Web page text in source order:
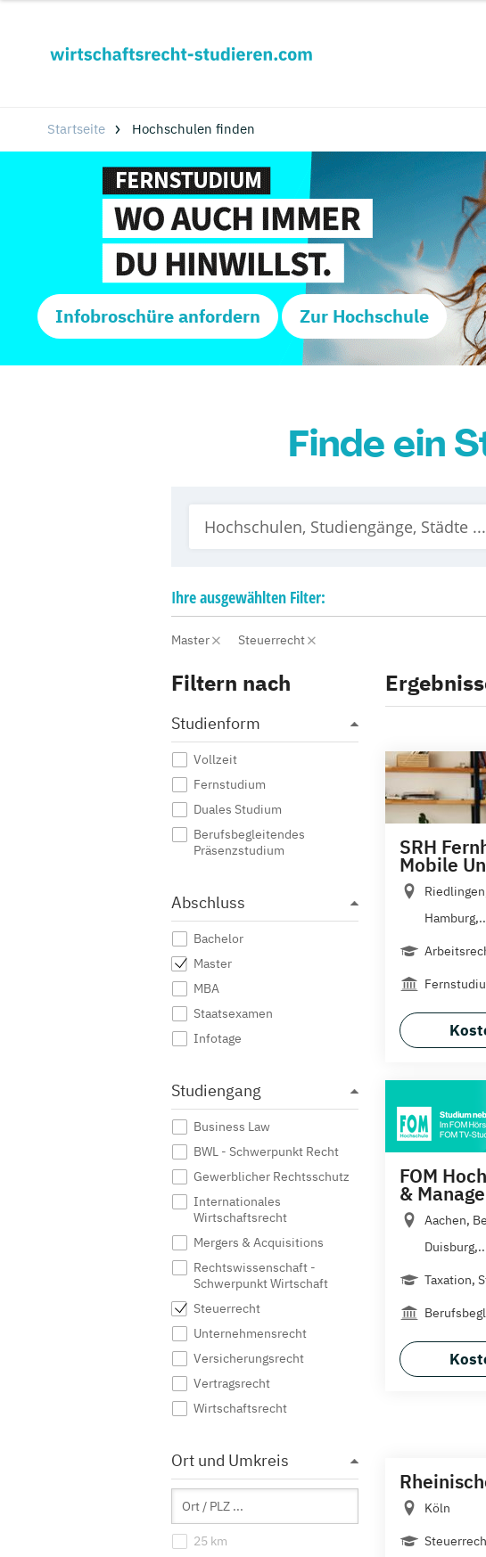
Startseite Hochschulen finden
Infobroschüre anfordern Zur Hochschule
Finde ein
Ihreausgewählten Filter:
Master Steuerrecht
Filtern nach
Studienform
Vollzeit
Fernstudium
Duales Studium
Berufsbegleitendes
Präsenzstudium
Abschluss
Bachelor
Master
MBA
Staatsexamen
Infotage
Studiengang
Business Law
BWL - Schwerpunkt Recht
Gewerblicher Rechtsschutz
Internationales
Wirtschaftsrecht
Mergers & Acquisitions
Rechtswissenschaft -
Schwerpunkt Wirtschaft
Steuerrecht
Unternehmensrecht
Versicherungsrecht
Vertragsrecht
Wirtschaftsrecht
Ort und Umkreis
25 km
SRH
Mobile
FOM
&
Aachen,
Taxation,
Köln